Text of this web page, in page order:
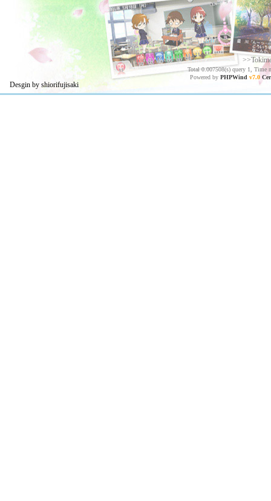
Total 0.007508(s) query 1, Time
Powered by PHPWind v7.0
Desgin by shiorifujisaki